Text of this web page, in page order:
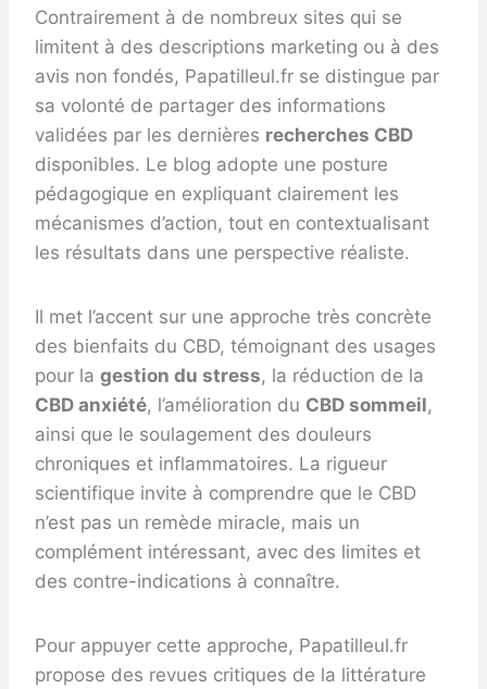
Contrairement à de nombreux sites qui se
limitent à des descriptions marketing ou à des
avis non fondés, Papatilleul.fr se distingue par
sa volonté de partager des informations
validées par les dernières recherches CBD
disponibles. Le blog adopte une posture
pédagogique en expliquant clairement les
mécanismes d’action, tout en contextualisant
les résultats dans une perspective réaliste.
Il met l’accent sur une approche très concrète
des bienfaits du CBD, témoignant des usages
pour la gestion du stress, la réduction de la
CBD anxiété, l’amélioration du CBD sommeil,
ainsi que le soulagement des douleurs
chroniques et inflammatoires. La rigueur
scientifique invite à comprendre que le CBD
n’est pas un remède miracle, mais un
complément intéressant, avec des limites et
des contre-indications à connaître.
Pour appuyer cette approche, Papatilleul.fr
propose des revues critiques de la littérature